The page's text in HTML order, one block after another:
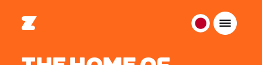
日